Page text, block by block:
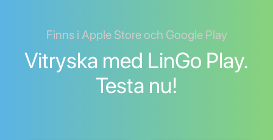
Finns i Apple Store och Google Play
Vitryska med LinGo Play.
Testa nu!